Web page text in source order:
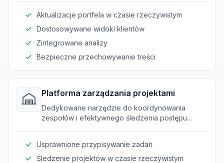
Aktualizacje portfela w czasie rzeczywistym
Dostosowywane widoki klientów
Zintegrowane analizy
Bezpieczne przechowywanie treści
Platforma zarządzania projektami
Dedykowane narzędzie do koordynowania
zespołów i efektywnego śledzenia postępu
Usprawnione przypisywanie zadań
Śledzenie projektów w czasie rzeczywistym